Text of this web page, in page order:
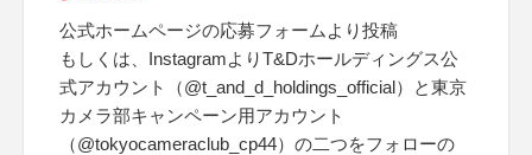
公式ホームページの応募フォームより投稿
もしくは、InstagramよりT&Dホールディングス公
式アカウント（@t_and_d_holdings_official）と東京
カメラ部キャンペーン用アカウント
（@tokyocameraclub_cp44）の二つをフォローの